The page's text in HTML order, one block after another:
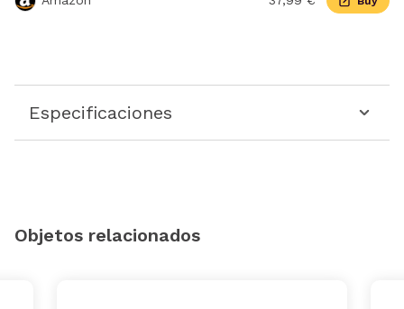
Especificaciones
Objetos relacionados